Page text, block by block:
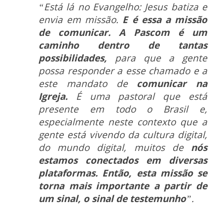
“Está lá no Evangelho: Jesus batiza e
envia em missão. E é essa a missão
de comunicar. A Pascom é um
caminho dentro de tantas
possibilidades, para que a gente
possa responder a esse chamado e a
este mandato de comunicar na
Igreja. É uma pastoral que está
presente em todo o Brasil e,
especialmente neste contexto que a
gente está vivendo da cultura digital,
do mundo digital, muitos de nós
estamos conectados em diversas
plataformas. Então, esta missão se
torna mais importante a partir de
um sinal, o sinal de testemunho”.